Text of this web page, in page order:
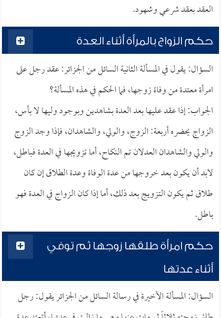
العقد بعقد شرعي وشهود.
حكم الزواج بالمرأة أثناء العدة
السؤال: يقول في المسألة الثانية السائل من الجزائر: عقد رجل على
امرأة معتدة من وفاة زوجها، فما الحكم في هذه المسألة؟
الجواب: إذا عقد عليها بعد العدة بشاهدين وبوجود وليها لا بأس،
الزواج يحضره أربعة: الزوج، والولي، والشاهدان، فإذا وجد الزوج
والولي والشاهدان العدلان تم النكاح، أما تزويجها في العدة فباطل،
لابد أن يكون بعد خروجها من عدة الوفاة وعدة الطلاق إن كان
طلاق ثم يكون التزويج بعد ذلك، أما إذا كان الزواج في العدة فهو
باطل.
حكم امرأة طلقها زوجها ثم توفي
أثناء عدتها
السؤال: المسألة الأخيرة في رسالة السائل من الجزائر يقول: رجل